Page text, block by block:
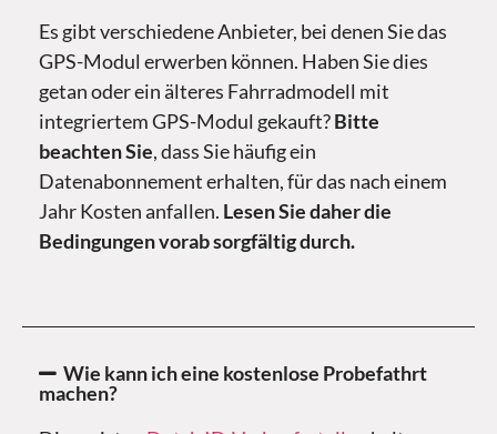
Es gibt verschiedene Anbieter, bei denen Sie das
GPS-Modul erwerben können. Haben Sie dies
getan oder ein älteres Fahrradmodell mit
integriertem GPS-Modul gekauft?Bitte
beachten Sie, dass Sie häufig ein
Datenabonnement erhalten, für das nach einem
Jahr Kosten anfallen. Lesen Sie daher die
Bedingungen vorab sorgfältig durch.
Wie kann ich eine kostenlose Probefathrt
machen?